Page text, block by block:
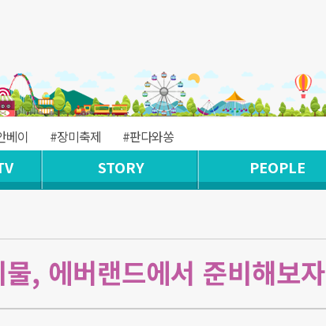
베이 #장미축제 #판다와쏭
STORY PEOPLE
, 에버랜드에서 준비해보자